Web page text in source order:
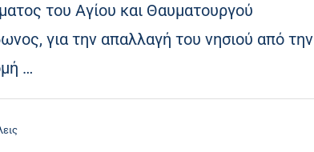
του Αγίου και Θαυματουργού
για την απαλλαγή του νησιού από την
…